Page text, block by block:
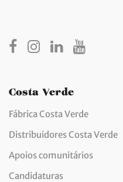
Costa Verde
Fábrica Costa Verde
Distribuidores Costa Verde
Apoios comunitários
Candidaturas